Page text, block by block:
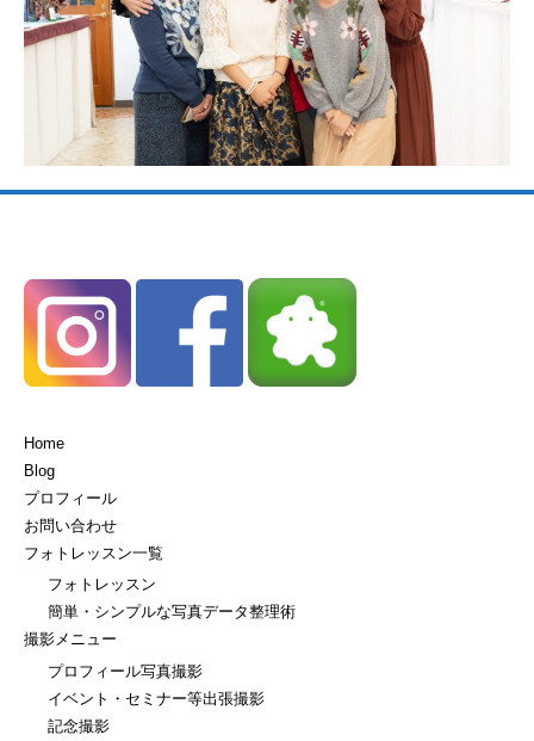
Home
Blog
プロフィール
お問い合わせ
フォトレッスン一覧
フォトレッスン
簡単・シンプルな写真データ整理術
撮影メニュー
プロフィール写真撮影
イベント・セミナー等出張撮影
記念撮影